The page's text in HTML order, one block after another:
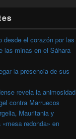
desde el corazón por las
las minas en el Sáhara
la presencia de sus
revela la animosidad
contra Marruecos
Mauritania y
redonda» en